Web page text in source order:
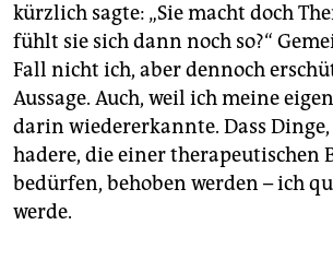
kürzlich sagte: „Sie macht doch
fühlt sie sich dann noch so?“
Fall nicht ich, aber dennoch
Aussage. Auch, weil ich meine
darin wiedererkannte. Dass
hadere, die einer therapeutischen
bedürfen, behoben werden – ich
werde.